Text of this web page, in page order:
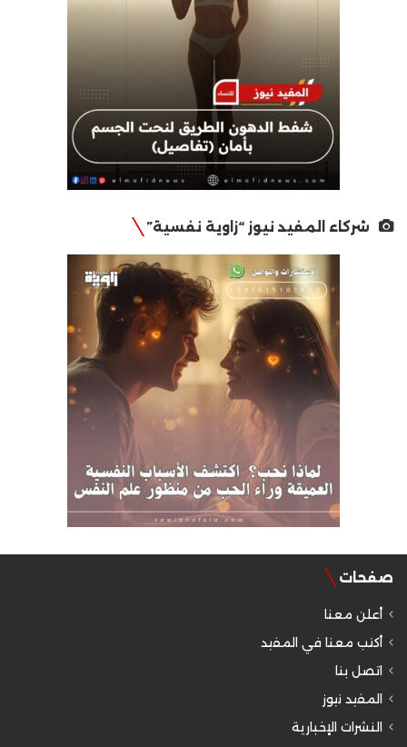
شركاء المفيد نيوز “زاوية نفسية”
صفحات
أعلن معنا
أكتب معنا في المفيد
اتصل بنا
المفيد نيوز
النشرات الإخبارية